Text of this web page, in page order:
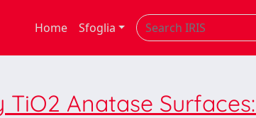
Home Sfoglia
TiO2 Anatase